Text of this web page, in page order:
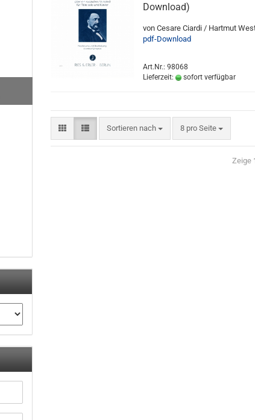
Download)
von Cesare Ciardi / Hartmut
pdf-Download
Art.Nr.: 98068
Lieferzeit:
sofort verfügbar
Sortieren nach 8 pro Seite
Zeige